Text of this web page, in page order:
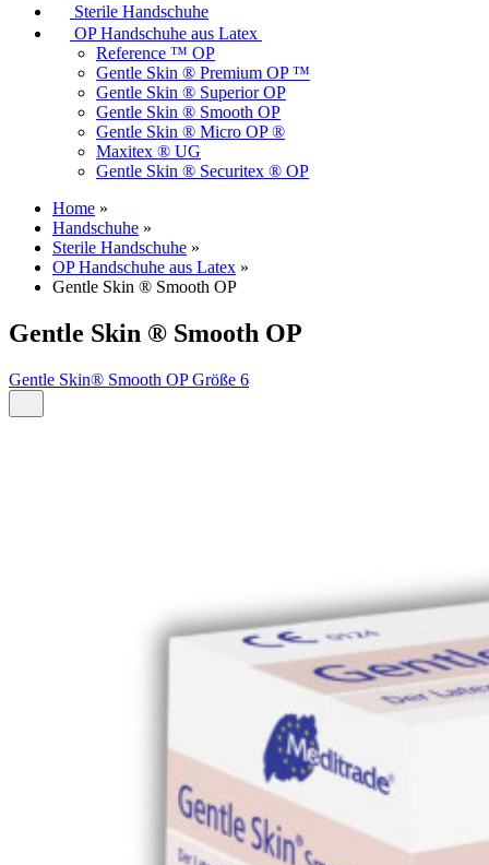
Sterile Handschuhe
OP Handschuhe aus Latex
Reference ™ OP
Gentle Skin ® Premium OP ™
Gentle Skin ® Superior OP
Gentle Skin ® Smooth OP
Gentle Skin ® Micro OP ®
Maxitex ® UG
Gentle Skin ® Securitex ® OP
Home »
Handschuhe »
Sterile Handschuhe »
OP Handschuhe aus Latex »
Gentle Skin ® Smooth OP
Gentle Skin ® Smooth OP
Gentle Skin® Smooth OP Größe 6